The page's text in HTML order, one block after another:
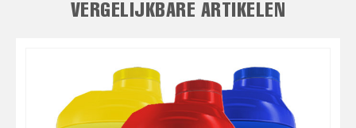
VERGELIJKBARE ARTIKELEN